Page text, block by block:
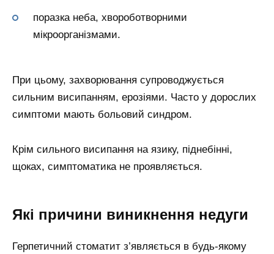
поразка неба, хвороботворними
мікроорганізмами.
При цьому, захворювання супроводжується
сильним висипанням, ерозіями. Часто у дорослих
симптоми мають больовий синдром.
Крім сильного висипання на язику, піднебінні,
щоках, симптоматика не проявляється.
Які причини виникнення недуги
Герпетичний стоматит з’являється в будь-якому